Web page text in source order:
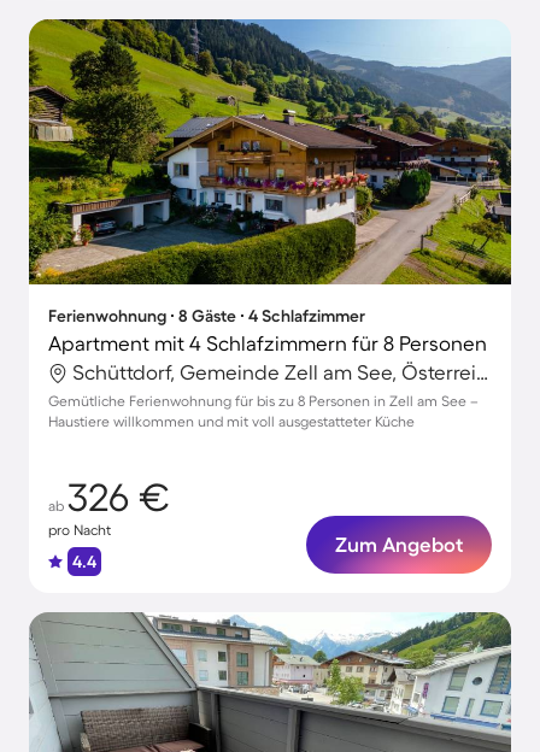
Ferienwohnung ∙ 8 Gäste ∙ 4 Schlafzimmer
Apartment mit 4 Schlafzimmern für 8 Personen
Schüttdorf, Gemeinde Zell am See, Österreich
Gemütliche Ferienwohnung für bis zu 8 Personen in Zell am See –
Haustiere willkommen und mit voll ausgestatteter Küche
ab 326 €
pro Nacht
4.4
Zum Angebot